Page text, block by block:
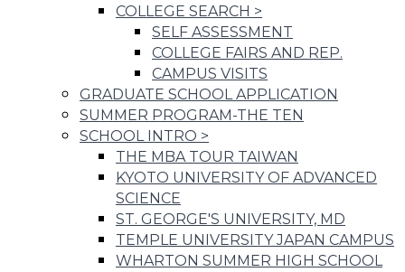
COLLEGE SEARCH >
SELF ASSESSMENT
COLLEGE FAIRS AND REP.
CAMPUS VISITS
GRADUATE SCHOOL APPLICATION
SUMMER PROGRAM-THE TEN
SCHOOL INTRO >
THE MBA TOUR TAIWAN
KYOTO UNIVERSITY OF ADVANCED
SCIENCE
ST. GEORGE'S UNIVERSITY, MD
TEMPLE UNIVERSITY JAPAN CAMPUS
WHARTON SUMMER HIGH SCHOOL